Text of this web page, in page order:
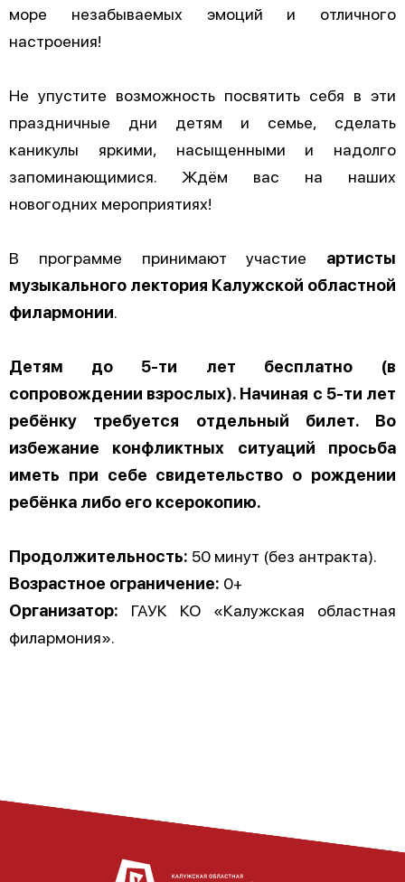
море незабываемых эмоций и отличного
настроения!
Не упустите возможность посвятить себя в эти
праздничные дни детям и семье, сделать
каникулы яркими, насыщенными и надолго
запоминающимися. Ждём вас на наших
новогодних мероприятиях!
В программе принимают участие артисты
музыкального лектория Калужской областной
филармонии
Детям до 5-ти лет бесплатно (в
сопровождении взрослых). Начиная с 5-ти лет
ребёнку требуется отдельный билет. Во
избежание конфликтных ситуаций просьба
иметь при себе свидетельство о рождении
ребёнка либо его ксерокопию.
Продолжительность: 50 минут (без антракта).
Возрастное ограничение: 0+
Организатор: ГАУК КО «Калужская областная
филармония».